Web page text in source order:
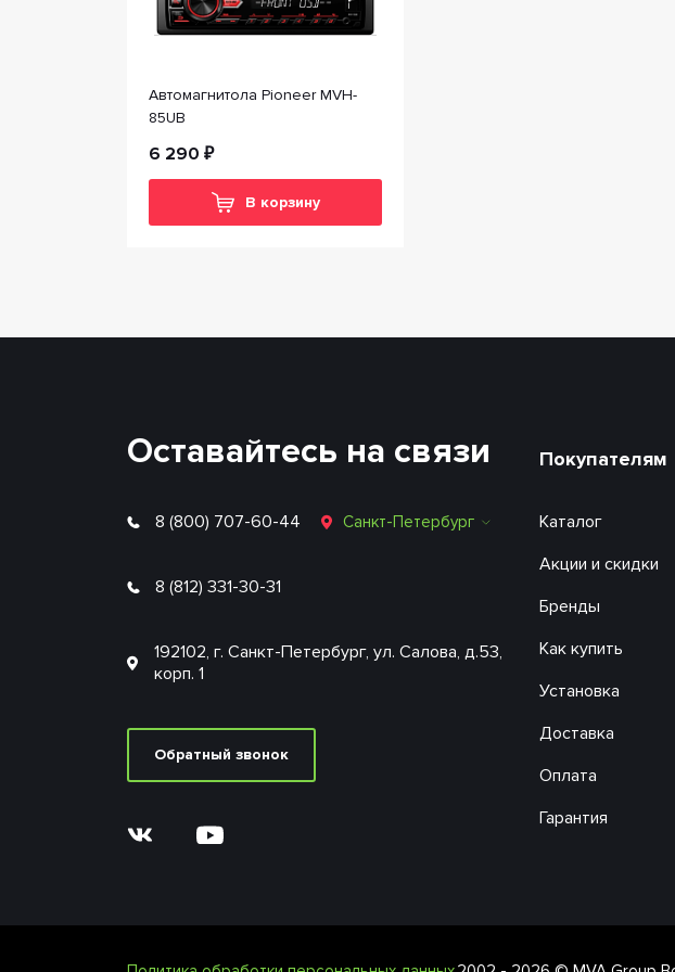
Автомагнитола Pioneer MVH-
85UB
6 290 ₽
В корзину
Оставайтесь на связи
8 (800) 707-60-44 Санкт-Петербург
8 (812) 331-30-31
192102, г. Санкт-Петербург, ул. Салова, д.53,
корп. 1
Обратный звонок
Покупателям
Каталог
Акции и скидки
Бренды
Как купить
Установка
Доставка
Оплата
Гарантия